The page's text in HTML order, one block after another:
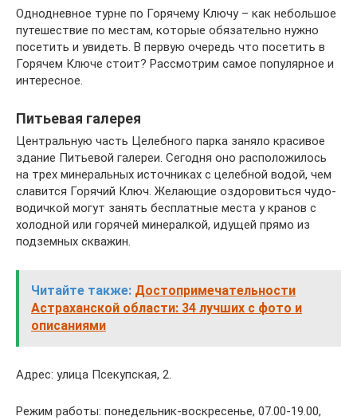
Однодневное турне по Горячему Ключу – как небольшое
путешествие по местам, которые обязательно нужно
посетить и увидеть. В первую очередь что посетить в
Горячем Ключе стоит? Рассмотрим самое популярное и
интересное.
Питьевая галерея
Центральную часть Целебного парка заняло красивое
здание Питьевой галереи. Сегодня оно расположилось
на трех минеральных источниках с целебной водой, чем
славится Горячий Ключ. Желающие оздоровиться чудо-
водичкой могут занять бесплатные места у кранов с
холодной или горячей минералкой, идущей прямо из
подземных скважин.
Читайте также: Достопримечательности
Астраханской области: 34 лучших с фото и
описаниями
Адрес: улица Псекупская, 2.
Режим работы: понедельник-воскресенье, 07.00-19.00,